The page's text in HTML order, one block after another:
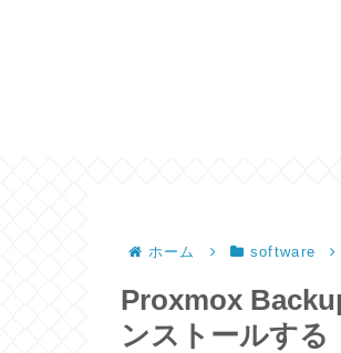
ホーム software
Proxmox
ンストールする